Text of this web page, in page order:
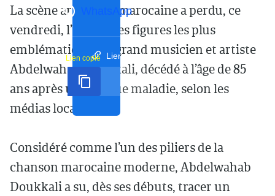
WhatsApp
Lien court
Lien copié
La scène artistique marocaine a perdu, ce
vendredi, l’une de ses figures les plus
emblématiques, le grand musicien et artiste
Abdelwahab Doukkali, décédé à l’âge de 85
ans après une longue maladie, selon les
médias locaux.
Considéré comme l’un des piliers de la
chanson marocaine moderne, Abdelwahab
Doukkali a su, dès ses débuts, tracer un